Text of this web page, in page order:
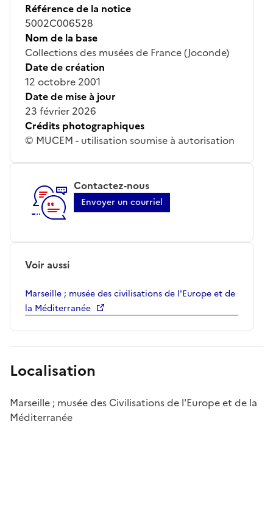
Référence de la notice
5002C006528
Nom de la base
Collections des musées de France (Joconde)
Date de création
12 octobre 2001
Date de mise à jour
23 février 2026
Crédits photographiques
© MUCEM - utilisation soumise à autorisation
Contactez-nous
Envoyer un courriel
Voir aussi
Marseille ; musée des civilisations de l'Europe et de
la Méditerranée
Localisation
Marseille ; musée des Civilisations de l'Europe et de la
Méditerranée